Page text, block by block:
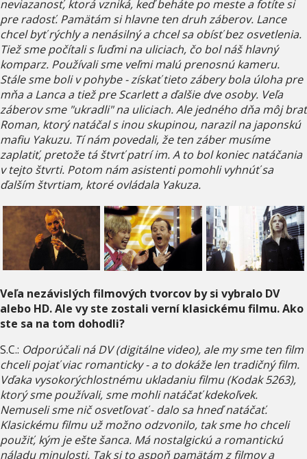
neviazanosť, ktorá vzniká, keď beháte po meste a fotíte si
pre radosť. Pamätám si hlavne ten druh záberov. Lance
chcel byť rýchly a nenásilný a chcel sa obísť bez osvetlenia.
Tiež sme počítali s ľuďmi na uliciach, čo bol náš hlavný
komparz. Používali sme veľmi malú prenosnú kameru.
Stále sme boli v pohybe - získať tieto zábery bola úloha pre
mňa a Lanca a tiež pre Scarlett a ďalšie dve osoby. Veľa
záberov sme "ukradli" na uliciach. Ale jedného dňa môj brat
Roman, ktorý natáčal s inou skupinou, narazil na japonskú
mafiu Yakuzu. Tí nám povedali, že ten záber musíme
zaplatiť, pretože tá štvrť patrí im. A to bol koniec natáčania
v tejto štvrti. Potom nám asistenti pomohli vyhnúť sa
ďalším štvrtiam, ktoré ovládala Yakuza.
Veľa nezávislých filmových tvorcov by si vybralo DV
alebo HD. Ale vy ste zostali verní klasickému filmu. Ako
ste sa na tom dohodli?
S.C.: Odporúčali ná DV (digitálne video), ale my sme ten film
chceli pojať viac romanticky - a to dokáže len tradičný film.
Vďaka vysokorýchlostnému ukladaniu filmu (Kodak 5263),
ktorý sme používali, sme mohli natáčať kdekoľvek.
Nemuseli sme nič osvetľovať - dalo sa hneď natáčať.
Klasickému filmu už možno odzvonilo, tak sme ho chceli
použiť, kým je ešte šanca. Má nostalgickú a romantickú
náladu minulosti. Tak si to aspoň pamätám z filmov a